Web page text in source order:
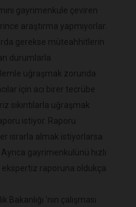
gayrimenkule çeviren
araştırma yapmıyorlar.
gerekse müteahhitlerin
durumlarla
uğraşmak zorunda
için acı birer tecrübe
sıkıntılarla uğraşmak
istiyor. Raporu
ısrarla almak istiyorlarsa
gayrimenkulünü hızlı
raporuna oldukça
Bakanlığı 'nın çalışması